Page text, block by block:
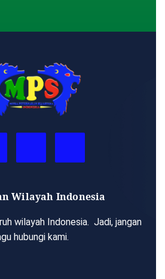
Wilayah Indonesia
wilayah Indonesia. Jadi, jangan
hubungi kami.